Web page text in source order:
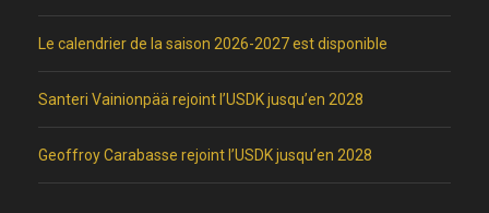
Le calendrier de la saison 2026-2027 est disponible
Santeri Vainionpää rejoint l’USDK jusqu’en 2028
Geoffroy Carabasse rejoint l’USDK jusqu’en 2028